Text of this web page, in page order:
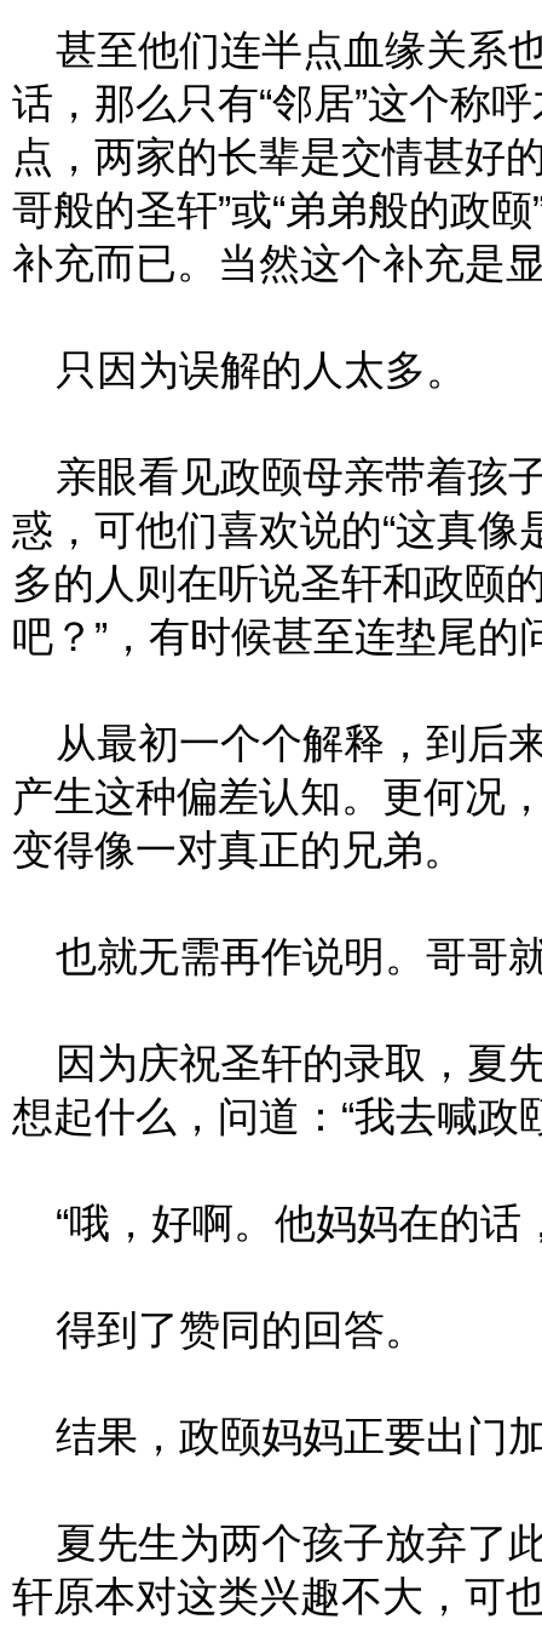
甚至他们连半点血缘关系
话，那么只有“邻居”这个称
点，两家的长辈是交情甚好
哥般的圣轩”或“弟弟般的政
补充而已。当然这个补充是
只因为误解的人太多。
亲眼看见政颐母亲带着孩
惑，可他们喜欢说的“这真像
多的人则在听说圣轩和政颐
吧？”，有时候甚至连垫尾
从最初一个个解释，到后
产生这种偏差认知。更何况
变得像一对真正的兄弟。
也就无需再作说明。哥哥
因为庆祝圣轩的录取，夏
想起什么，问道：“我去喊政
“哦，好啊。他妈妈在的话
得到了赞同的回答。
结果，政颐妈妈正要出门
夏先生为两个孩子放弃了
轩原本对这类兴趣不大，可